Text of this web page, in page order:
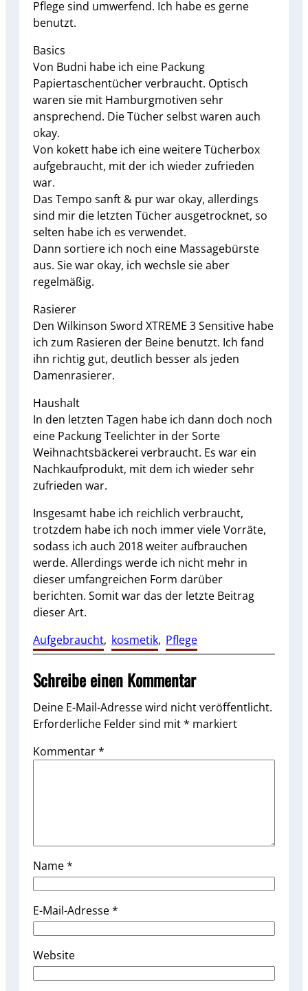
Pflege sind umwerfend. Ich habe es gerne
benutzt.
Basics
Von Budni habe ich eine Packung
Papiertaschentücher verbraucht. Optisch
waren sie mit Hamburgmotiven sehr
ansprechend. Die Tücher selbst waren auch
okay.
Von kokett habe ich eine weitere Tücherbox
aufgebraucht, mit der ich wieder zufrieden
war.
Das Tempo sanft & pur war okay, allerdings
sind mir die letzten Tücher ausgetrocknet, so
selten habe ich es verwendet.
Dann sortiere ich noch eine Massagebürste
aus. Sie war okay, ich wechsle sie aber
regelmäßig.
Rasierer
Den Wilkinson Sword XTREME 3 Sensitive habe
ich zum Rasieren der Beine benutzt. Ich fand
ihn richtig gut, deutlich besser als jeden
Damenrasierer.
Haushalt
In den letzten Tagen habe ich dann doch noch
eine Packung Teelichter in der Sorte
Weihnachtsbäckerei verbraucht. Es war ein
Nachkaufprodukt, mit dem ich wieder sehr
zufrieden war.
Insgesamt habe ich reichlich verbraucht,
trotzdem habe ich noch immer viele Vorräte,
sodass ich auch 2018 weiter aufbrauchen
werde. Allerdings werde ich nicht mehr in
dieser umfangreichen Form darüber
berichten. Somit war das der letzte Beitrag
dieser Art.
Aufgebraucht, kosmetik, Pflege
Schreibe einen Kommentar
Deine E-Mail-Adresse wird nicht veröffentlicht.
Erforderliche Felder sind mit* markiert
Kommentar*
Name*
E-Mail-Adresse*
Website